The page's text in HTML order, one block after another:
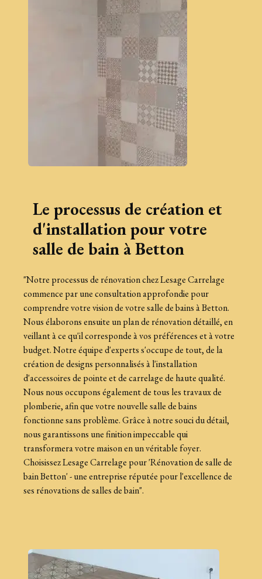
Le processus de création et
d'installation pour votre
salle de bain à Betton
"Notre processus de rénovation chez Lesage Carrelage
commence par une consultation approfondie pour
comprendre votre vision de votre salle de bains à Betton.
Nous élaborons ensuite un plan de rénovation détaillé, en
veillant à ce qu'il corresponde à vos préférences et à votre
budget. Notre équipe d'experts s'occupe de tout, de la
création de designs personnalisés à l'installation
d'accessoires de pointe et de carrelage de haute qualité.
Nous nous occupons également de tous les travaux de
plomberie, afin que votre nouvelle salle de bains
fonctionne sans problème. Grâce à notre souci du détail,
nous garantissons une finition impeccable qui
transformera votre maison en un véritable foyer.
Choisissez Lesage Carrelage pour 'Rénovation de salle de
bain Betton' - une entreprise réputée pour l'excellence de
ses rénovations de salles de bain".